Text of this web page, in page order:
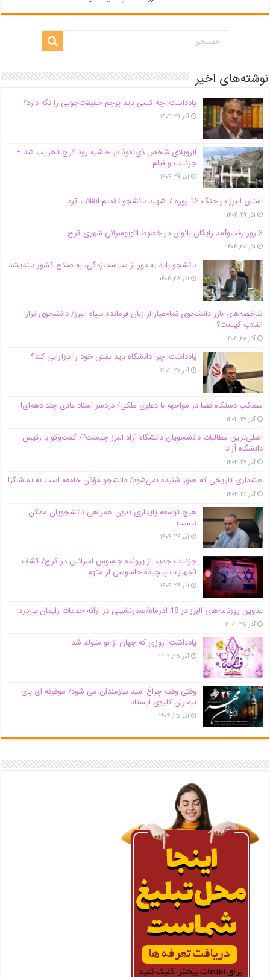
نوشته‌های اخیر
یادداشت| ‌چه کسی باید پرچم حقیقت‌جویی را نگه دارد؟
آذر ۲۹, ۱۴۰۴
اَبَر‌ویلای شخص ذی‌نفوذ در حاشیه‌ رود کرج تخریب شد +
جزئیات و فیلم
آذر ۲۹, ۱۴۰۴
استان البرز در جنگ 12 روزه 7 شهید دانشجو تقدیم انقلاب کرد
آذر ۲۹, ۱۴۰۴
3 روز رفت‌وآمد رایگان بانوان در خطوط اتوبوسرانی شهری کرج
آذر ۲۸, ۱۴۰۴
دانشجو باید به دور از سیاست‌زدگی، به صلاح کشور بیندیشد
آذر ۲۸, ۱۴۰۴
شاخصه‌های بارز دانشجوی تمام‌عیار از زبان فرمانده سپاه البرز/ دانشجوی تراز
انقلاب کیست؟
آذر ۲۸, ۱۴۰۴
یادداشت| چرا دانشگاه باید نقش خود را بازآرایی کند؟
آذر ۲۷, ۱۴۰۴
مصائب دستگاه قضا در مواجهه با دعاوی ملکی/ دردسر اسناد عادی چند‌ دهه‌ای!
آذر ۲۷, ۱۴۰۴
اصلی‌ترین مطالبات دانشجویان دانشگاه آزاد البرز چیست؟/ گفت‌وگو با رئیس
دانشگاه آز‌اد
آذر ۲۷, ۱۴۰۴
هشداری تاریخی که هنوز شنیده نمی‌شود/ دانشجو مؤذن جامعه است نه تماشاگر!
آذر ۲۶, ۱۴۰۴
هیچ توسعه پایداری بدون همراهی دانشجویان ممکن
نیست
آذر ۲۶, ۱۴۰۴
جزئیات جدید از پرونده جاسوس اسرائیل در کرج/‌ کشف
تجهیزات پیچیده جاسوسی از متهم
آذر ۲۶, ۱۴۰۴
عناوین روزنامه‌های البرز در ‌18 آذرماه/صدرنشینی در ارائه خدمات زایمان بی‌درد
آذر ۲۵, ۱۴۰۴
یادداشت| روزی که جهان از نو متولد شد
آذر ۲۵, ۱۴۰۴
وقتی وقف چراغ امید نیازمندان می شود/ موقوفه ای پای
بیماران کلیوی ایستاد
آذر ۲۵, ۱۴۰۴